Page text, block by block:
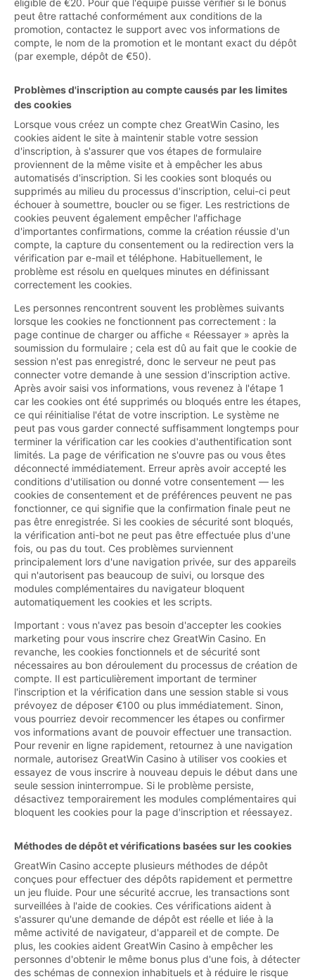
peut être rattaché conformément aux conditions de la
promotion, contactez le support avec vos informations de
compte, le nom de la promotion et le montant exact du dépôt
(par exemple, dépôt de €50).
Problèmes d'inscription au compte causés par les limites
des cookies
Lorsque vous créez un compte chez GreatWin Casino, les
cookies aident le site à maintenir stable votre session
d'inscription, à s'assurer que vos étapes de formulaire
proviennent de la même visite et à empêcher les abus
automatisés d'inscription. Si les cookies sont bloqués ou
supprimés au milieu du processus d'inscription, celui-ci peut
échouer à soumettre, boucler ou se figer. Les restrictions de
cookies peuvent également empêcher l'affichage
d'importantes confirmations, comme la création réussie d'un
compte, la capture du consentement ou la redirection vers la
vérification par e-mail et téléphone. Habituellement, le
problème est résolu en quelques minutes en définissant
correctement les cookies.
Les personnes rencontrent souvent les problèmes suivants
lorsque les cookies ne fonctionnent pas correctement : la
page continue de charger ou affiche « Réessayer » après la
soumission du formulaire ; cela est dû au fait que le cookie de
session n'est pas enregistré, donc le serveur ne peut pas
connecter votre demande à une session d'inscription active.
Après avoir saisi vos informations, vous revenez à l'étape 1
car les cookies ont été supprimés ou bloqués entre les étapes,
ce qui réinitialise l'état de votre inscription. Le système ne
peut pas vous garder connecté suffisamment longtemps pour
terminer la vérification car les cookies d'authentification sont
limités. La page de vérification ne s'ouvre pas ou vous êtes
déconnecté immédiatement. Erreur après avoir accepté les
conditions d'utilisation ou donné votre consentement — les
cookies de consentement et de préférences peuvent ne pas
fonctionner, ce qui signifie que la confirmation finale peut ne
pas être enregistrée. Si les cookies de sécurité sont bloqués,
la vérification anti-bot ne peut pas être effectuée plus d'une
fois, ou pas du tout. Ces problèmes surviennent
principalement lors d'une navigation privée, sur des appareils
qui n'autorisent pas beaucoup de suivi, ou lorsque des
modules complémentaires du navigateur bloquent
automatiquement les cookies et les scripts.
Important : vous n'avez pas besoin d'accepter les cookies
marketing pour vous inscrire chez GreatWin Casino. En
revanche, les cookies fonctionnels et de sécurité sont
nécessaires au bon déroulement du processus de création de
compte. Il est particulièrement important de terminer
l'inscription et la vérification dans une session stable si vous
prévoyez de déposer €100 ou plus immédiatement. Sinon,
vous pourriez devoir recommencer les étapes ou confirmer
vos informations avant de pouvoir effectuer une transaction.
Pour revenir en ligne rapidement, retournez à une navigation
normale, autorisez GreatWin Casino à utiliser vos cookies et
essayez de vous inscrire à nouveau depuis le début dans une
seule session ininterrompue. Si le problème persiste,
désactivez temporairement les modules complémentaires qui
bloquent les cookies pour la page d'inscription et réessayez.
Méthodes de dépôt et vérifications basées sur les cookies
GreatWin Casino accepte plusieurs méthodes de dépôt
conçues pour effectuer des dépôts rapidement et permettre
un jeu fluide. Pour une sécurité accrue, les transactions sont
surveillées à l'aide de cookies. Ces vérifications aident à
s'assurer qu'une demande de dépôt est réelle et liée à la
même activité de navigateur, d'appareil et de compte. De
plus, les cookies aident GreatWin Casino à empêcher les
personnes d'obtenir le même bonus plus d'une fois, à détecter
des schémas de connexion inhabituels et à réduire le risque